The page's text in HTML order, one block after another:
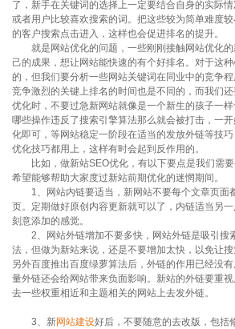
了，新手在关键词的选择上一定要结合自身的实际
或者用户比较喜欢搜索的词。把这些较为简单难度
的客户搜索点击进入，这样也会促进排名的提升。
就是网站优化的问题，一些刚刚接触网站优化
己的成果，想让网站能快速的有个好排名。对于这
的，但我们要分析一些网站关键词在同业中的竞争
竞争激烈的关键上排名的时间也是不同的，而我们
优化时，不要过急新网站就像是一个新生的孩子一
哪些操作违反了搜索引擎算法那么就会被打击，一
化即可，等网站稳定一阶段在适当的发放外链等技
优化技巧都用上，这样有时会起到反作用的。
比如，做新站SEO优化，有以下要点是我们需
希望能够帮助大家度过新站前期优化的迷惘期间。
1、网站内链要适当，新网站不要每个文章页面
页。定期做好原创内容更新就可以了，内链适当另
刻意添加的感觉。
2、网站外链增加不要多快，网站外链是吸引搜
法，但做为新站来说，还是不要增加太快，以免让搜
另外百度推出百度绿萝算法后，外链的作用已经没
量外链还会给网站带来负面影响。新站的外链要重
去一些权重相近和主题相关的网站上去发外链。
3、新网站建设好后，不要随意的去改版，包括